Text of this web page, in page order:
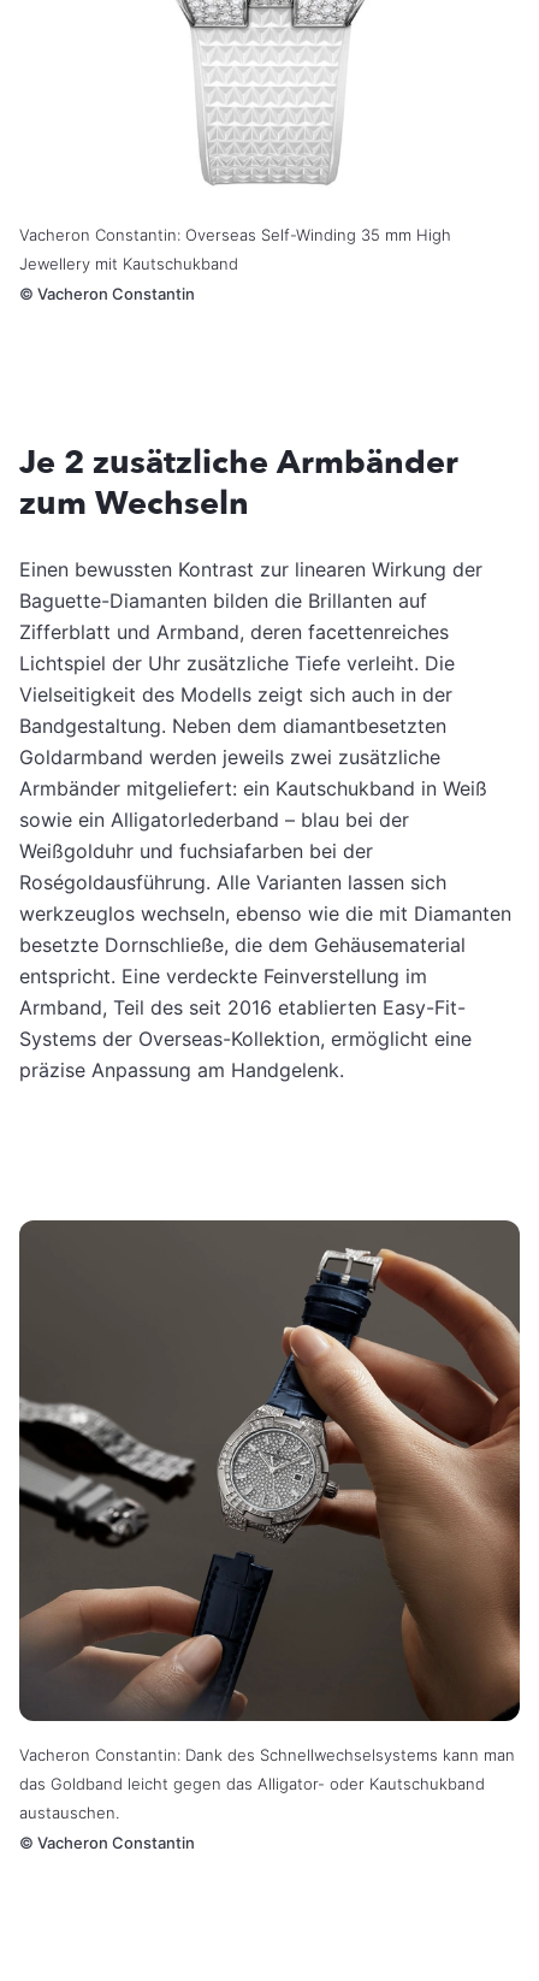
Vacheron Constantin: Overseas Self-Winding 35 mm High
Jewellery mit Kautschukband
© Vacheron Constantin
Je 2 zusätzliche Armbänder
zum Wechseln
Einen bewussten Kontrast zur linearen Wirkung der
Baguette-Diamanten bilden die Brillanten auf
Zifferblatt und Armband, deren facettenreiches
Lichtspiel der Uhr zusätzliche Tiefe verleiht. Die
Vielseitigkeit des Modells zeigt sich auch in der
Bandgestaltung. Neben dem diamantbesetzten
Goldarmband werden jeweils zwei zusätzliche
Armbänder mitgeliefert: ein Kautschukband in Weiß
sowie ein Alligatorlederband – blau bei der
Weißgolduhr und fuchsiafarben bei der
Roségoldausführung. Alle Varianten lassen sich
werkzeuglos wechseln, ebenso wie die mit Diamanten
besetzte Dornschließe, die dem Gehäusematerial
entspricht. Eine verdeckte Feinverstellung im
Armband, Teil des seit 2016 etablierten Easy-Fit-
Systems der Overseas-Kollektion, ermöglicht eine
präzise Anpassung am Handgelenk.
Vacheron Constantin: Dank des Schnellwechselsystems kann man
das Goldband leicht gegen das Alligator- oder Kautschukband
austauschen.
© Vacheron Constantin